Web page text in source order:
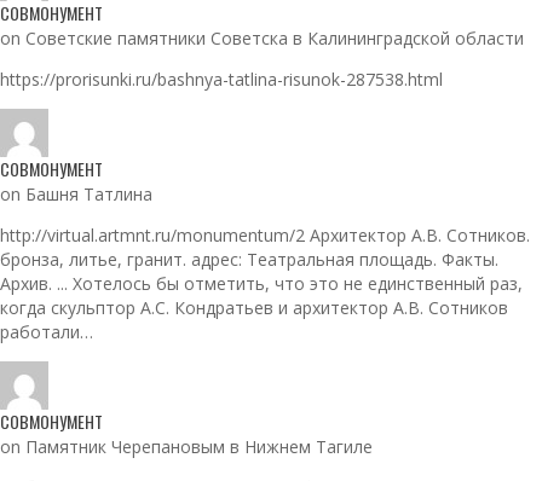
СОВМОНУМЕНТ
on Советские памятники Советска в Калининградской области
https://prorisunki.ru/bashnya-tatlina-risunok-287538.html
СОВМОНУМЕНТ
on Башня Татлина
http://virtual.artmnt.ru/monumentum/2 Архитектор А.В. Сотников.
бронза, литье, гранит. адрес: Театральная площадь. Факты.
Архив. ... Хотелось бы отметить, что это не единственный раз,
когда скульптор А.С. Кондратьев и архитектор А.В. Сотников
работали…
СОВМОНУМЕНТ
on Памятник Черепановым в Нижнем Тагиле